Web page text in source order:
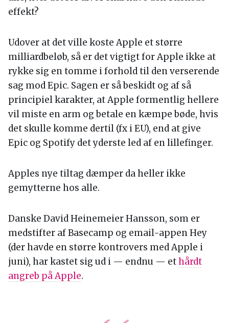
effekt?
Udover at det ville koste Apple et større
milliardbeløb, så er det vigtigt for Apple ikke at
rykke sig en tomme i forhold til den verserende
sag mod Epic. Sagen er så beskidt og af så
principiel karakter, at Apple formentlig hellere
vil miste en arm og betale en kæmpe bøde, hvis
det skulle komme dertil (fx i EU), end at give
Epic og Spotify det yderste led af en lillefinger.
Apples nye tiltag dæmper da heller ikke
gemytterne hos alle.
Danske David Heinemeier Hansson, som er
medstifter af Basecamp og email-appen Hey
(der havde en større kontrovers med Apple i
juni), har kastet sig ud i — endnu — ethårdt
angreb på Apple.